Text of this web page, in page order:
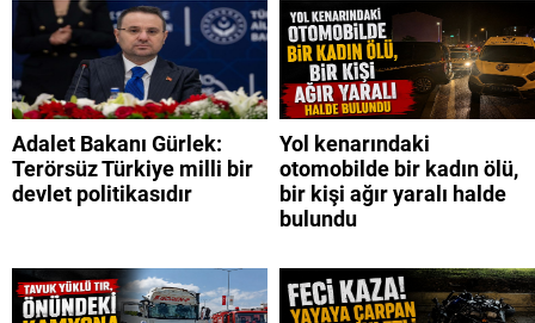
Adalet Bakanı Gürlek:
Terörsüz Türkiye milli bir
devlet politikasıdır
Yol kenarındaki
otomobilde bir kadın ölü,
bir kişi ağır yaralı halde
bulundu